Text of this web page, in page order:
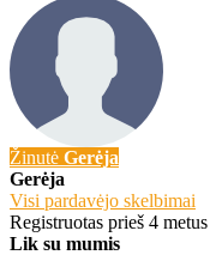
Žinutė Gerėja
Gerėja
Visi pardavėjo skelbimai
Registruotas prieš 4 metus
Lik su mumis